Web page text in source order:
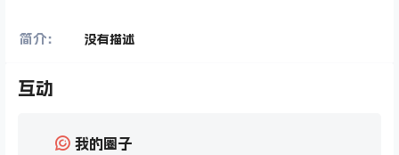
简介： 没有描述
互动
我的圈子